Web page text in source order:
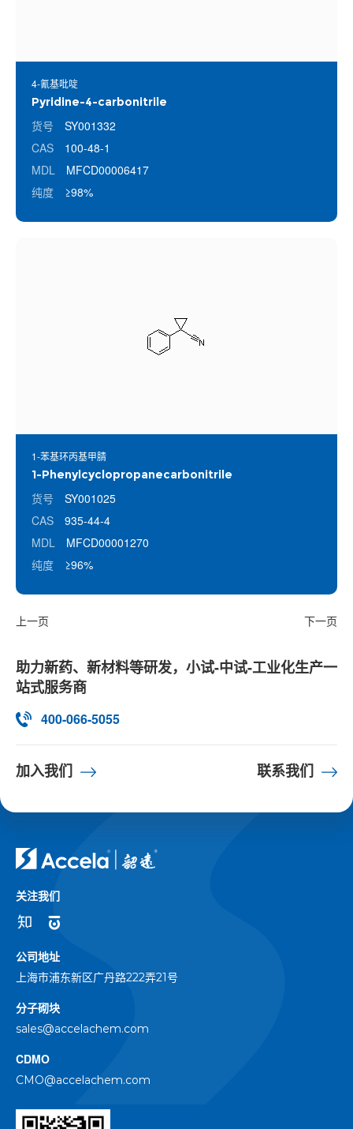
4-氰基吡啶
Pyridine-4-carbonitrile
货号
SY001332
CAS
100-48-1
MDL
MFCD00006417
纯度
≥98%
1-苯基环丙基甲腈
1-Phenylcyclopropanecarbonitrile
货号
SY001025
CAS
935-44-4
MDL
MFCD00001270
纯度
≥96%
上一页 下一页
助力新药、新材料等研发，小试-中试-工业化生产一
站式服务商
400-066-5055
加入我们 联系我们
关注我们
公司地址
上海市浦东新区广丹路222弄21号
分子砌块
sales@accelachem.com
CDMO
CMO@accelachem.com